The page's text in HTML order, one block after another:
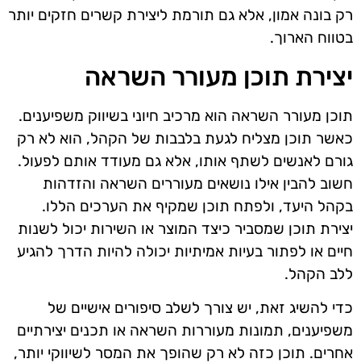
רק בונה אמון, אלא גם תורמת ליצירת קשרים חזקים יותר
בטווח הארוך.
יצירת תוכן מעורר השראה
תוכן מעורר השראה הוא מרכיב חיוני בשיווק משפיענים.
כאשר תוכן מצליח לגעת בלבבות של הקהל, הוא לא רק
גורם לאנשים לשתף אותו, אלא גם מעודד אותם לפעול.
חשוב להבין אילו נושאים מעוררים השראה והזדהות
בקהל היעד, ולפתח תוכן שמקיף את הערכים הללו.
יצירת תוכן שמסביר כיצד המוצר או השירות יכול לשנות
חיים או לפתור בעיות אמיתיות יכולה להיות הדרך להגיע
ללב הקהל.
כדי להשיג זאת, יש צורך לשלב סיפורים אישיים של
משפיענים, תמונות מעוררות השראה או תכנים יצירתיים
אחרים. תוכן כזה לא רק שהופך את המסר לשיווקי יותר,